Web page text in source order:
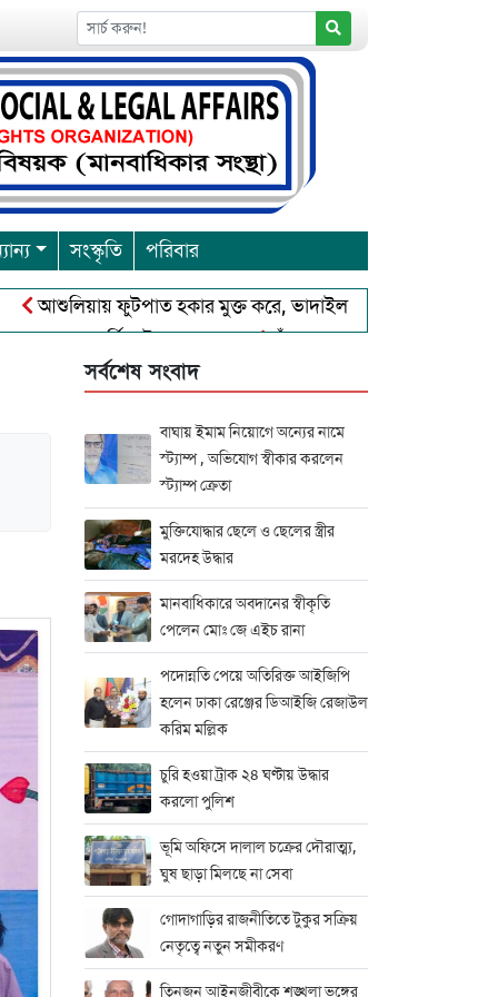
সংস্কৃতি পরিবার
আশুলিয়ায় ফুটপাত হকার মুক্ত করে, ভাদাইল প্রাইমারি ফ্রেন্ডস ক্লাব এর
পূর্নিমা উৎসব শুরু চাঁদপুরে বাংলাদেশ আহলে সুন্নাত
সর্বশেষ সংবাদ
বাঘায় ইমাম নিয়োগে অন্যের নামে
স্ট্যাম্প , অভিযোগ স্বীকার করলেন
স্ট্যাম্প ক্রেতা
মুক্তিযোদ্ধার ছেলে ও ছেলের স্ত্রীর
মরদেহ উদ্ধার
মানবাধিকারে অবদানের স্বীকৃতি
পেলেন মোঃ জে এইচ রানা
পদোন্নতি পেয়ে অতিরিক্ত আইজিপি
হলেন ঢাকা রেঞ্জের ডিআইজি রেজাউল
করিম মল্লিক
চুরি হওয়া ট্রাক ২৪ ঘণ্টায় উদ্ধার
করলো পুলিশ
ভূমি অফিসে দালাল চক্রের দৌরাত্ম্য,
ঘুষ ছাড়া মিলছে না সেবা
গোদাগাড়ির রাজনীতিতে টুকুর সক্রিয়
নেতৃত্বে নতুন সমীকরণ
তিনজন আইনজীবীকে শৃঙ্খলা ভঙ্গের